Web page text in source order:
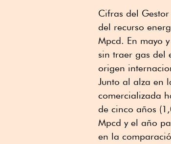
Cifras del
del recurso
Mpcd. En mayo
sin traer gas del
origen
Junto al alza en
comercializada
de cinco años
Mpcd y el año
en la